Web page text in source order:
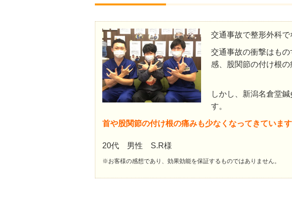
交通事故で整形外科で
交通事故の衝撃はも
感、股関節の付け根の
しかし、新潟名倉堂
す。
首や股関節の付け根の痛みも少なくなってきています
20代 男性 S.R様
※お客様の感想であり、効果効能を保証するものではありません。